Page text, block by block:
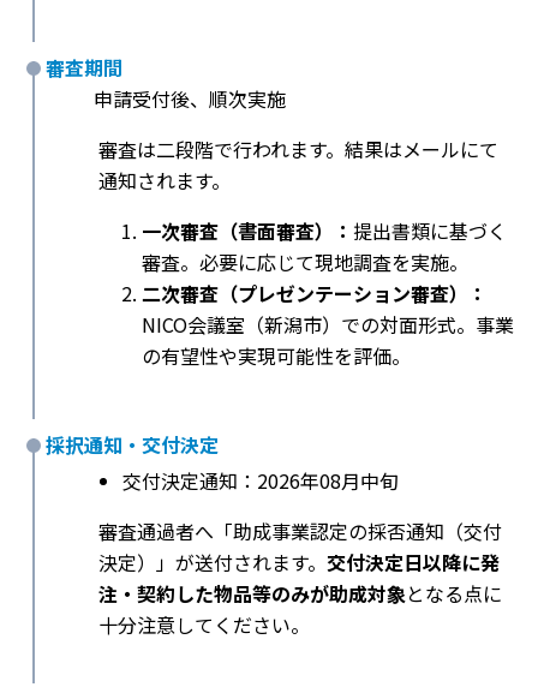
審査期間
申請受付後、順次実施
審査は二段階で行われます。結果はメールにて
通知されます。
一次審査（書面審査）： 提出書類に基づく
審査。必要に応じて現地調査を実施。
二次審査（プレゼンテーション審査）：
NICO会議室（新潟市）での対面形式。事業
の有望性や実現可能性を評価。
採択通知・交付決定
交付決定通知：2026年08月中旬
審査通過者へ「助成事業認定の採否通知（交付
決定）」が送付されます。 交付決定日以降に発
注・契約した物品等のみが助成対象となる点に
十分注意してください。